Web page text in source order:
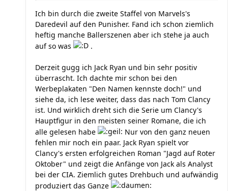
Ich bin durch die zweite Staffel von Marvels's
Daredevil auf den Punisher. Fand ich schon ziemlich
heftig manche Ballerszenen aber ich stehe ja auch
auf so was
.
Derzeit gugg ich Jack Ryan und bin sehr positiv
überrascht. Ich dachte mir schon bei den
Werbeplakaten "Den Namen kennste doch!" und
siehe da, ich lese weiter, dass das nach Tom Clancy
ist. Und wirklich dreht sich die Serie um Clancy's
Hauptfigur in den meisten seiner Romane, die ich
alle gelesen habe
Nur von den ganz neuen
fehlen mir noch ein paar. Jack Ryan spielt vor
Clancy's ersten erfolgreichen Roman "Jagd auf Roter
Oktober" und zeigt die Anfänge von Jack als Analyst
bei der CIA. Ziemlich gutes Drehbuch und aufwändig
produziert das Ganze